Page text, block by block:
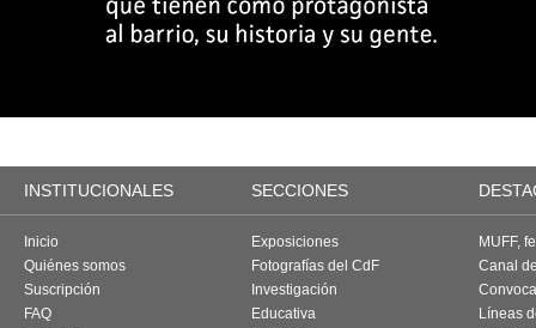
INSTITUCIONALES SECCIONES
Inicio
Quiénes somos
Suscripción
FAQ
Exposiciones
Fotografías del CdF
Investigación
Educativa
MUFF,
Canal
Líneas